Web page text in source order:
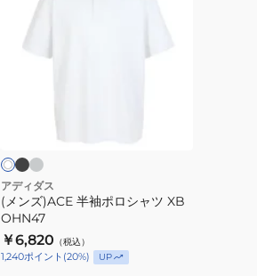
KRG14-
JE9020
ズ)ACE
ツ
XB
OHN47
アディダス
(メンズ)ACE 半袖ポロシャツ XB
OHN47
￥6,820 （税込）
1,240ポイント (20%) UP